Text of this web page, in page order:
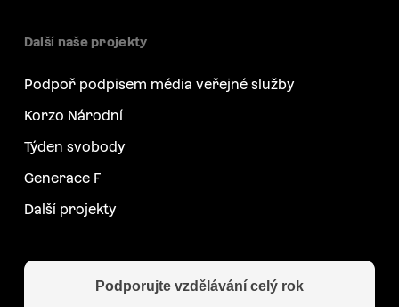
Další naše projekty
Podpoř podpisem média veřejné služby
Korzo Národní
Týden svobody
Generace F
Další projekty